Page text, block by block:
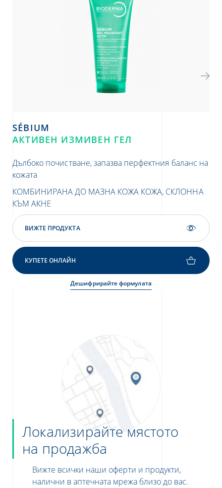
SÉBIUM
АКТИВЕН ИЗМИВЕН ГЕЛ
Дълбоко почистване, запазва перфектния баланс на
кожата
КОМБИНИРАНА ДО МАЗНА КОЖА КОЖА, СКЛОННА
КЪМ АКНЕ
ВИЖТЕ ПРОДУКТА
КУПЕТЕ ОНЛАЙН
Дешифрирайте формулата
Локализирайте мястото
на продажба
Вижте всички наши оферти и продукти,
налични в аптечната мрежа близо до вас.